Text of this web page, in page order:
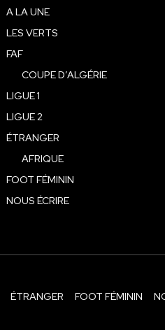
A LA UNE
LES VERTS
FAF
COUPE D’ALGÉRIE
LIGUE 1
LIGUE 2
ÉTRANGER
AFRIQUE
FOOT FÉMININ
NOUS ÉCRIRE
ÉTRANGER FOOT FÉMININ